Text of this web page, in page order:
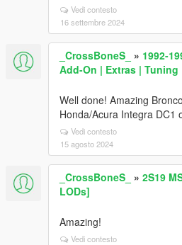
Vedi contesto
16 settembre 2024
_CrossBoneS_ » 1992-
Add-On | Extras | Tuning
Well done! Amazing
Honda/Acura Integra DC1
Vedi contesto
15 agosto 2024
_CrossBoneS_ » 2S19
LODs]
Amazing!
Vedi contesto